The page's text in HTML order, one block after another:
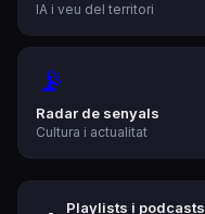
IA i veu del territori
📡
Radar de senyals
Cultura i actualitat
Playlists i podcasts